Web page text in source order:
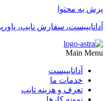
پرش به محتوا
آداتایپیست، سفارش تایپ،
Main Menu
آداتایپیست
خدمات ما
تعرف و هزینه تایپ
نمونه کارها